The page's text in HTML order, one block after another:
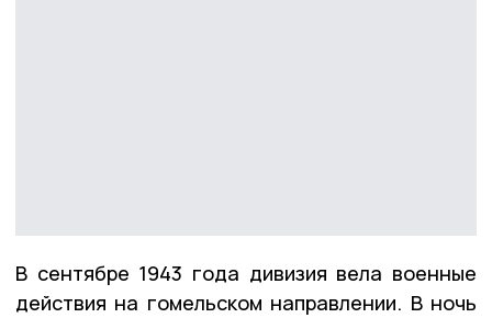
В сентябре 1943 года дивизия вела военные
действия на гомельском направлении. В ночь